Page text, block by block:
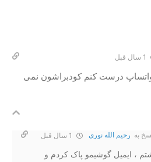
درست کنم کودبراشون نمی
به رحیم الله نوری
، ایمیل گوشیمو پاک کردم و